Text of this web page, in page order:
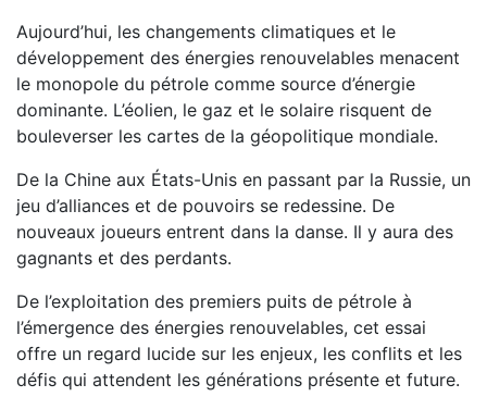
​Aujourd’hui, les changements climatiques et le
développement des énergies renouvelables menacent
le monopole du pétrole comme source d’énergie
dominante. L’éolien, le gaz et le solaire risquent de
bouleverser les cartes de la géopolitique mondiale.
De la Chine aux États-Unis en passant par la Russie, un
jeu d’alliances et de pouvoirs se redessine. De
nouveaux joueurs entrent dans la danse. Il y aura des
gagnants et des perdants. ​
​De l’exploitation des premiers puits de pétrole à
l’émergence des énergies renouvelables, cet essai
offre un regard lucide sur les enjeux, les conflits et les
défis qui attendent les générations présente et future.